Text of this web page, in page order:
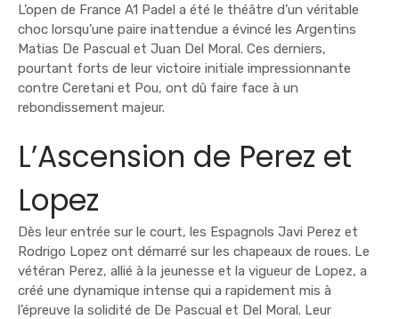
L’open de France A1 Padel a été le théâtre d’un véritable
choc lorsqu’une paire inattendue a évincé les Argentins
Matias De Pascual et Juan Del Moral. Ces derniers,
pourtant forts de leur victoire initiale impressionnante
contre Ceretani et Pou, ont dû faire face à un
rebondissement majeur.
L’Ascension de Perez et
Lopez
Dès leur entrée sur le court, les Espagnols Javi Perez et
Rodrigo Lopez ont démarré sur les chapeaux de roues. Le
vétéran Perez, allié à la jeunesse et la vigueur de Lopez, a
créé une dynamique intense qui a rapidement mis à
l’épreuve la solidité de De Pascual et Del Moral. Leur